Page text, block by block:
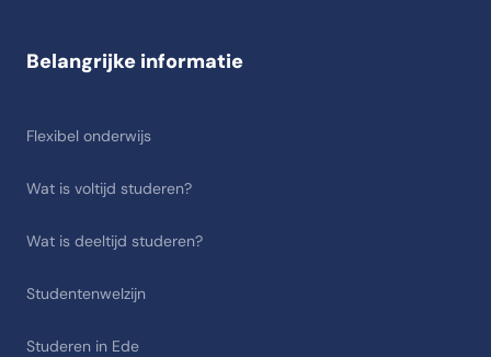
Belangrijke informatie
Flexibel onderwijs
Wat is voltijd studeren?
Wat is deeltijd studeren?
Studentenwelzijn
Studeren in Ede